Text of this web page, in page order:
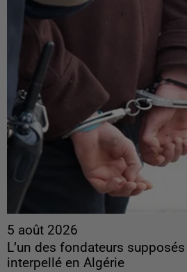
5 août 2026
L’un des fondateurs
interpellé en Algérie